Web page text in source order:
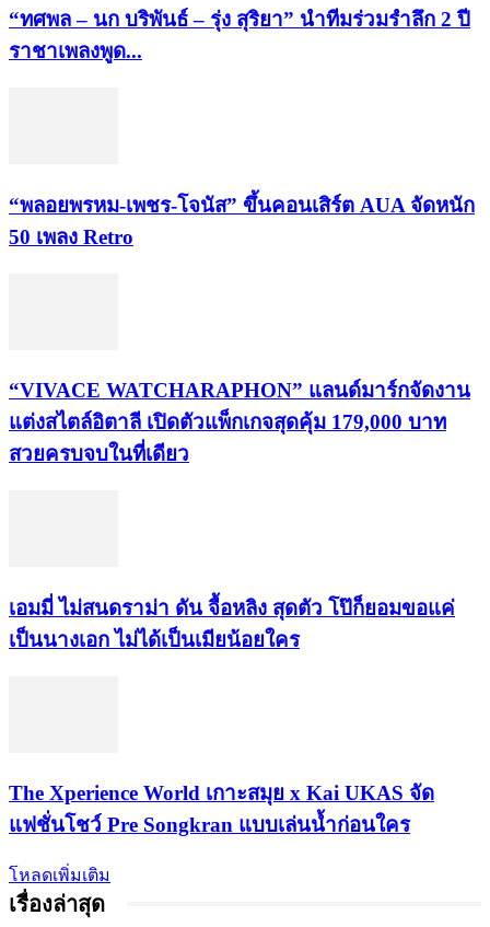
“ทศพล – นก บริพันธ์ – รุ่ง สุริยา” นำทีมร่วมรำลึก 2 ปี
ราชาเพลงพูด...
“พลอยพรหม-เพชร-โจนัส” ขึ้นคอนเสิร์ต AUA จัดหนัก
50 เพลง Retro
“VIVACE WATCHARAPHON” แลนด์มาร์กจัดงาน
แต่งสไตล์อิตาลี เปิดตัวแพ็กเกจสุดคุ้ม 179,000 บาท
สวยครบจบในที่เดียว
เอมมี่ ไม่สนดราม่า ดัน จื้อหลิง สุดตัว โป๊ก็ยอมขอแค่
เป็นนางเอก ไม่ได้เป็นเมียน้อยใคร
​The Xperience World เกาะสมุย x Kai UKAS จัด
แฟชั่นโชว์ Pre Songkran แบบเล่นน้ำก่อนใคร
โหลดเพิ่มเติม
เรื่องล่าสุด